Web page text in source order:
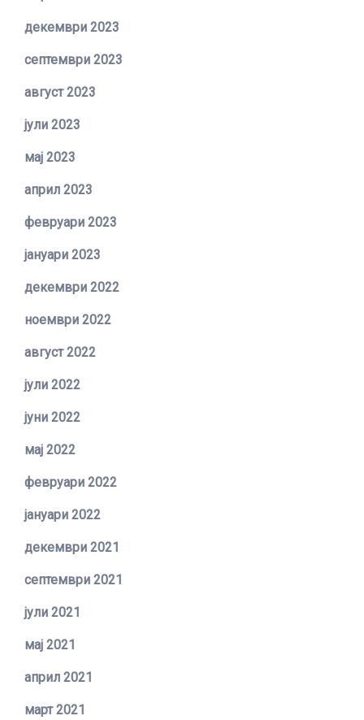
декември 2023
септември 2023
август 2023
јули 2023
мај 2023
април 2023
февруари 2023
јануари 2023
декември 2022
ноември 2022
август 2022
јули 2022
јуни 2022
мај 2022
февруари 2022
јануари 2022
декември 2021
септември 2021
јули 2021
мај 2021
април 2021
март 2021